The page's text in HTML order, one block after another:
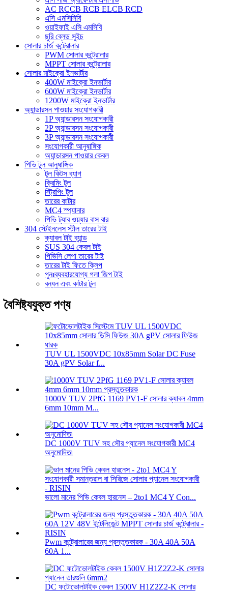
AC RCCB RCB ELCB RCD
এসি এমসিসিবি
ওয়াইফাই এসি এমসিবি
ছুরি ব্লেড সুইচ
সোলার চার্জ কন্ট্রোলার
PWM সোলার কন্ট্রোলার
MPPT সোলার কন্ট্রোলার
সোলার মাইক্রো ইনভার্টার
400W মাইক্রো ইনভার্টার
600W মাইক্রো ইনভার্টার
1200W মাইক্রো ইনভার্টার
অ্যান্ডারসন পাওয়ার সংযোগকারী
1P অ্যান্ডারসন সংযোগকারী
2P অ্যান্ডারসন সংযোগকারী
3P অ্যান্ডারসন সংযোগকারী
সংযোগকারী আনুষাঙ্গিক
অ্যান্ডারসন পাওয়ার কেবল
পিভি টুল আনুষাঙ্গিক
টুল কিটস ব্যাগ
ক্রিমিং টুল
স্ট্রিপিং টুল
তারের কাটার
MC4 স্প্যানার
পিভি ট্যাব ওয়্যার বাস বার
304 স্টেইনলেস স্টীল তারের টাই
ক্যাবল টাই ব্যান্ড
SUS 304 কেবল টাই
পিভিসি লেপা তারের টাই
তারের টাই ফিতে ক্লিপ
পুনঃব্যবহারযোগ্য গলা জিপ টাই
বন্ধন এবং কাটার টুল
বৈশিষ্ট্যযুক্ত পণ্য
TUV UL 1500VDC 10x85mm Solar DC Fuse
30A gPV Solar f...
1000V TUV 2PfG 1169 PV1-F সোলার ক্যাবল 4mm
6mm 10mm M...
DC 1000V TUV সহ সৌর প্যানেল সংযোগকারী MC4
অনুমোদিত৷
ভালো মানের পিভি কেবল হারনেস – 2to1 MC4 Y Con...
Pwm কন্ট্রোলারের জন্য প্রস্তুতকারক - 30A 40A 50A
60A 1...
DC ফটোভোলটাইক কেবল 1500V H1Z2Z2-K সোলার